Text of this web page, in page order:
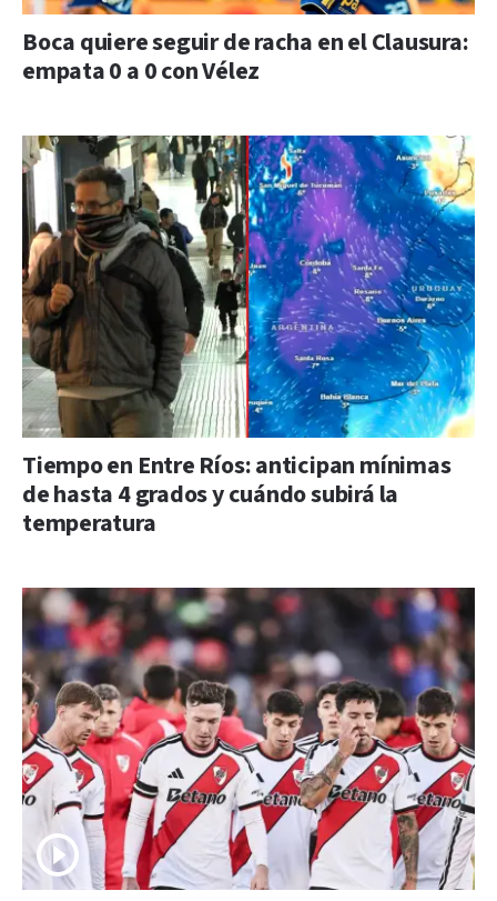
Boca quiere seguir de racha en el Clausura:
empata 0 a 0 con Vélez
Tiempo en Entre Ríos: anticipan mínimas
de hasta 4 grados y cuándo subirá la
temperatura